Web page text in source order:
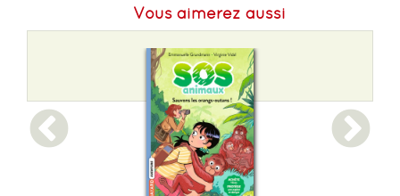
Vous aimerez aussi